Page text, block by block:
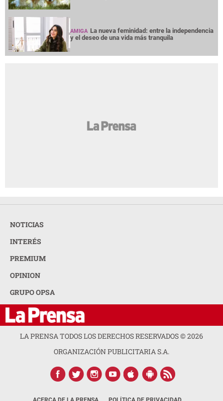
AMIGA La nueva feminidad: entre la independencia
y el deseo de una vida más tranquila
NOTICIAS
INTERÉS
PREMIUM
OPINION
GRUPO OPSA
LA PRENSA TODOS LOS DERECHOS RESERVADOS ©2026
ORGANIZACIÓN PUBLICITARIA S.A.